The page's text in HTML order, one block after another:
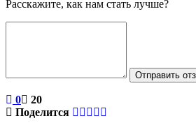
Расскажите, как нам стать лучше?
Отправить
0
20
Поделится